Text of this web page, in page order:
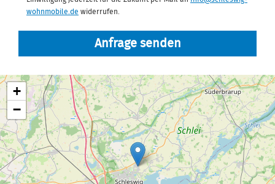
wohnmobile.de widerrufen.
Anfrage senden
+
−